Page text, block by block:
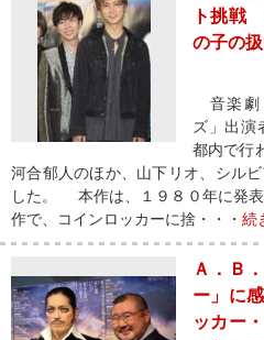
ト挑戦
の子の扱
音楽劇
ズ」出演
都内で行
河合郁人のほか、山下リオ、シル
した。 本作は、１９８０年に発
作で、コインロッカーに捨・・・ 続
Ａ．Ｂ
ー」に
ッカー